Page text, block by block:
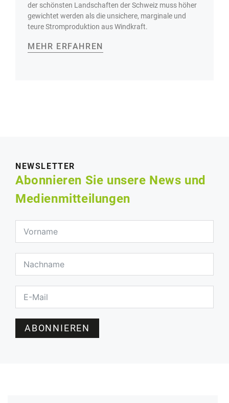
der schönsten Landschaften der Schweiz muss höher
gewichtet werden als die unsichere, marginale und
teure Stromproduktion aus Windkraft.
MEHR ERFAHREN
NEWSLETTER
Abonnieren Sie unsere News und
Medienmitteilungen
ABONNIEREN